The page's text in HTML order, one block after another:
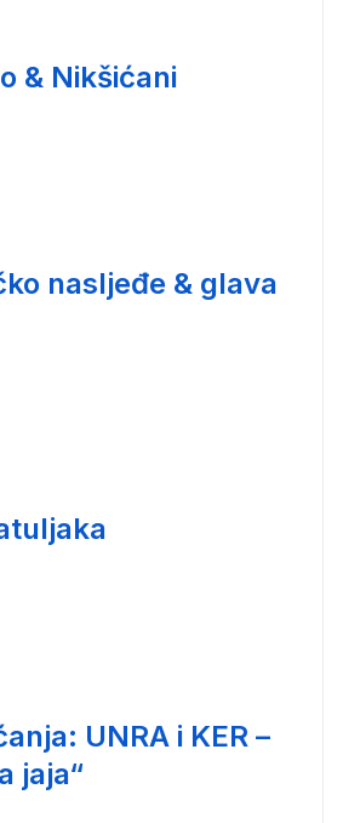
& Nikšićani
nasljeđe & glava
UNRA i KER –
jaja“